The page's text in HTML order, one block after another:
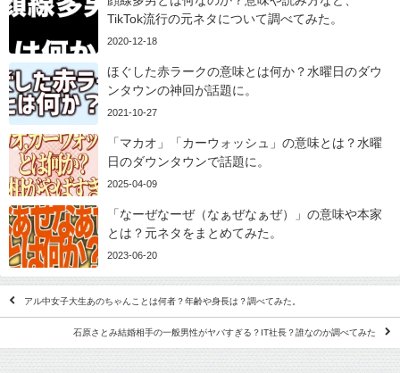
TikTok流行の元ネタについて調べてみた。
2020-12-18
ほぐした赤ラークの意味とは何か？水曜日のダウ
ンタウンの神回が話題に。
2021-10-27
「マカオ」「カーウォッシュ」の意味とは？水曜
日のダウンタウンで話題に。
2025-04-09
「なーぜなーぜ（なぁぜなぁぜ）」の意味や本家
とは？元ネタをまとめてみた。
2023-06-20
アル中女子大生あのちゃんことは何者？年齢や身長は？調べてみた。
石原さとみ結婚相手の一般男性がヤバすぎる？IT社長？誰なのか調べてみた